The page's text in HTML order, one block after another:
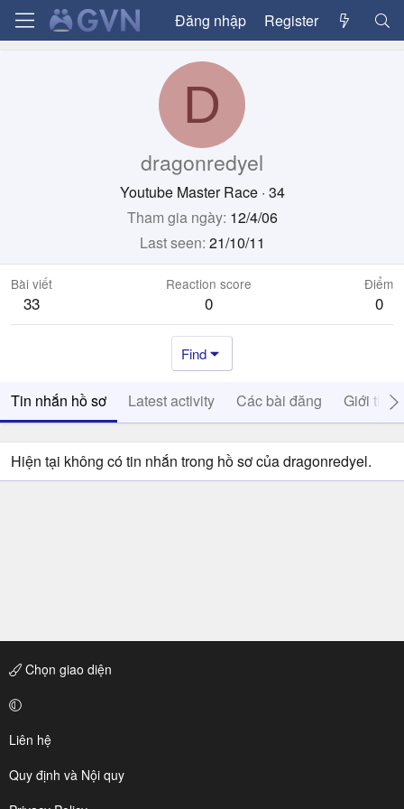
Đăng nhập Register
D
dragonredyel
Youtube Master Race · 34
Tham gia ngày 12/4/06
Last seen 21/10/11
Bài viết
33
Reaction score
0
Điểm
0
Find
Tin nhắn hồ sơ Latest activity Các bài đăng Giới thiệu
Hiện tại không có tin nhắn trong hồ sơ của dragonredyel.
Chọn giao diện
Liên hệ
Quy định và Nội quy